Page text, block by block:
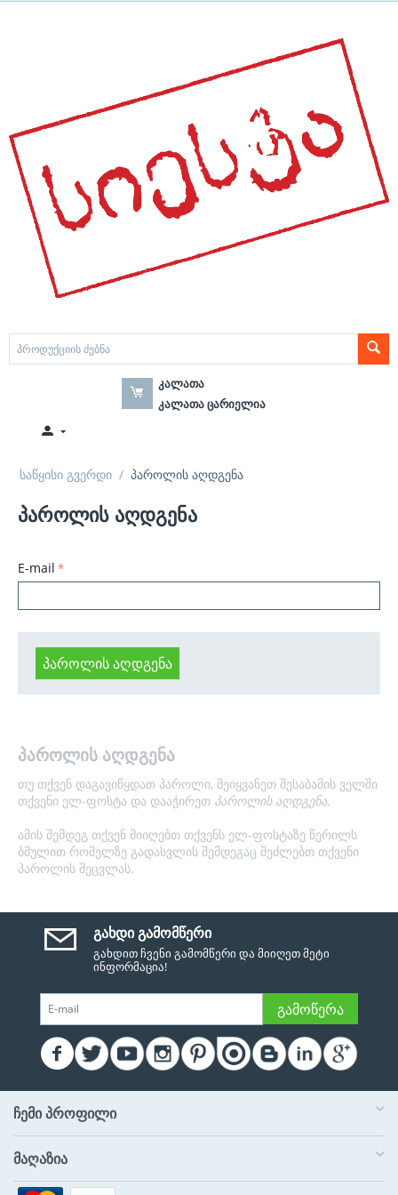
ᲙᲐᲚᲐᲗᲐ
კალათა ცარიელია
საწყისი გვერდი / პაროლის აღდგენა
პაროლის აღდგენა
E-mail
ᲞᲐᲠᲝᲚᲘᲡ ᲐᲦᲓᲒᲔᲜᲐ
პაროლის აღდგენა
თუ თქვენ დაგავიწყდათ პაროლი, შეიყვანეთ შესაბამის ველში
თქვენი ელ-ფოსტა და დააჭირეთ პაროლის აღდგენა.
ამის შემდეგ თქვენ მიიღებთ თქვენს ელ-ფოსტაზე წერილს
ბმულით რომელზე გადასვლის შემდეგაც შეძლებთ თქვენი
პაროლის შეცვლას.
ᲒᲐᲮᲓᲘ ᲒᲐᲛᲝᲛᲬᲔᲠᲘ
გახდით ჩვენი გამომწერი და მიიღეთ მეტი
ინფორმაცია!
ᲒᲐᲛᲝᲬᲔᲠᲐ
ᲩᲔᲛᲘ ᲞᲠᲝᲤᲘᲚᲘ
ᲛᲐᲦᲐᲖᲘᲐ